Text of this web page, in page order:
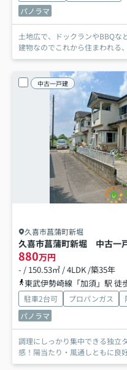
パノラマ
土地広で、ドックランやBBQなど多
建物なのでこれから住まわれる
中古一戸建
久喜市菖蒲町新堀
久喜市菖蒲町新堀 中古一
880万円
- / 150.53㎡ / 4LDK /築35年
東武伊勢崎線「加須」駅 徒
駐車2台可 プロパンガス
パノラマ
調理にしっかり集中できる独立タイプのキッ